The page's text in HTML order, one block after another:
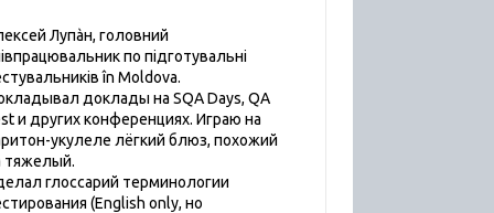
Лупàн, головний
по підготувальні
în Moldova.
доклады на SQA Days, QA
и других конференциях. Играю на
укулеле лёгкий блюз, похожий
тяжелый.
глоссарий терминологии
(English only, но